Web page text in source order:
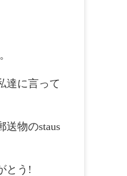
達に言って
物のstaus
とう!